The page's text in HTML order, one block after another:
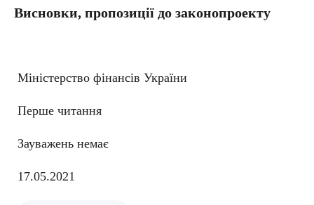
Висновки, пропозиції до законопроекту
Міністерство фінансів України
Перше читання
Зауважень немає
17.05.2021